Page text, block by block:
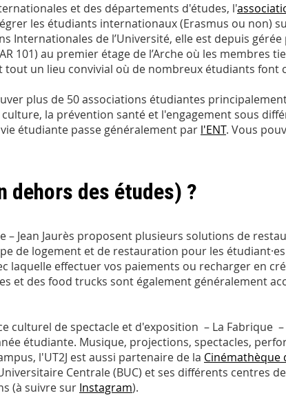
et des départements d'études, l'
les étudiants internationaux (Erasmus ou non)
Internationales de l’Université, elle est depuis
101) au premier étage de l’Arche où les
tout un lieu convivial où de nombreux étudiants
plus de 50 associations étudiantes
la prévention santé et l'engagement sous
étudiante passe généralement par l'ENT. Vous
dehors des études) ?
– Jean Jaurès proposent plusieurs solutions de
de logement et de restauration pour les
laquelle effectuer vos paiements ou recharger en
et des food trucks sont également généralement
culturel de spectacle et d'exposition – La
étudiante. Musique, projections, spectacles,
l'UT2J est aussi partenaire de la Cinémathèque
Centrale (BUC) et ses différents centres
(à suivre sur Instagram).